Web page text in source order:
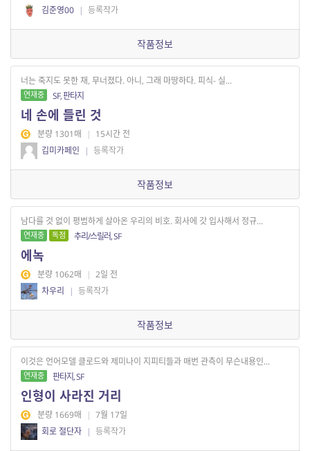
김준영00 | 등록작가
작품정보
너는 죽지도 못한 채, 무너졌다. 아니, 그래 마땅하다. 피식- 실...
연재중 SF, 판타지
네 손에 들린 것
분량 1301매 | 15시간 전
깁미카페인
| 등록작가
작품정보
남다를 것 없이 평범하게 살아온 우리의 비호. 회사에 갓 입사해서 정규...
연재중 독점 추리/스릴러, SF
에녹
분량 1062매 | 2일 전
차우리
| 등록작가
작품정보
이것은 언어모델 클로드와 제미나이 지피티들과 매번 관측이 무슨내용인...
연재중 판타지, SF
인형이 사라진 거리
분량 1669매 | 7월 17일
회로 절단자 | 등록작가